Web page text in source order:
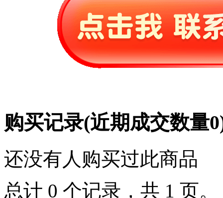
购买记录(近期成交数量0
还没有人购买过此商品
总计 0 个记录，共 1 页。